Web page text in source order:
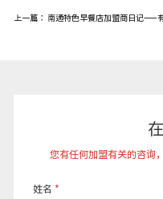
上一篇： 南通特色早餐店加盟商日记——有时候选择真的比努力重
您有任何加盟有关的咨询
姓名 *